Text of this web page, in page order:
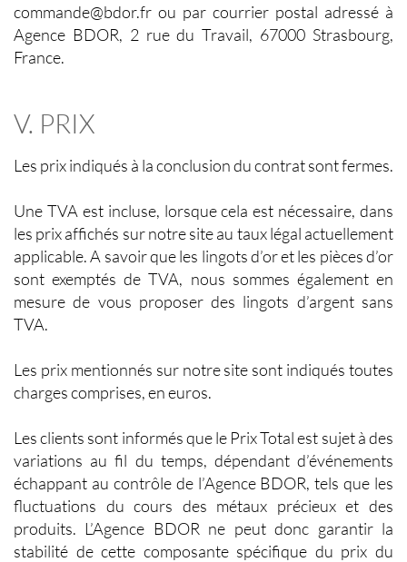
commande@bdor.fr ou par courrier postal adressé à
Agence BDOR, 2 rue du Travail, 67000 Strasbourg,
France.
V. PRIX
Les prix indiqués à la conclusion du contrat sont fermes.
Une TVA est incluse, lorsque cela est nécessaire, dans
les prix affichés sur notre site au taux légal actuellement
applicable. A savoir que les lingots d’or et les pièces d’or
sont exemptés de TVA, nous sommes également en
mesure de vous proposer des lingots d’argent sans
TVA.
Les prix mentionnés sur notre site sont indiqués toutes
charges comprises, en euros.
Les clients sont informés que le Prix Total est sujet à des
variations au fil du temps, dépendant d’événements
échappant au contrôle de l’Agence BDOR, tels que les
fluctuations du cours des métaux précieux et des
produits. L’Agence BDOR ne peut donc garantir la
stabilité de cette composante spécifique du prix du